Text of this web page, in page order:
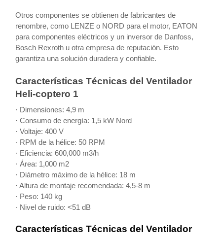
Otros componentes se obtienen de fabricantes de
renombre, como LENZE o NORD para el motor, EATON
para componentes eléctricos y un inversor de Danfoss,
Bosch Rexroth u otra empresa de reputación. Esto
garantiza una solución duradera y confiable.
Características Técnicas del Ventilador
Heli-coptero 1
· Dimensiones: 4,9 m
· Consumo de energía: 1,5 kW Nord
· Voltaje: 400 V
· RPM de la hélice: 50 RPM
· Eficiencia: 600,000 m3/h
· Área: 1,000 m2
· Diámetro máximo de la hélice: 18 m
· Altura de montaje recomendada: 4,5-8 m
· Peso: 140 kg
· Nivel de ruido: <51 dB
Características Técnicas del Ventilador